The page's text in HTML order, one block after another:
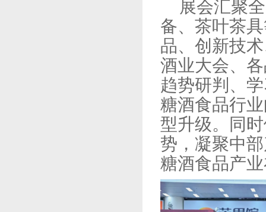
展会汇聚
备、茶叶茶
品、创新技
酒业大会、
趋势研判、
糖酒食品行
型升级。同
势，凝聚中
糖酒食品产